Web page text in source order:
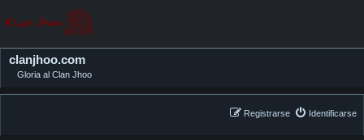
clanjhoo.com
Gloria al Clan Jhoo
Identificarse
Registrarse